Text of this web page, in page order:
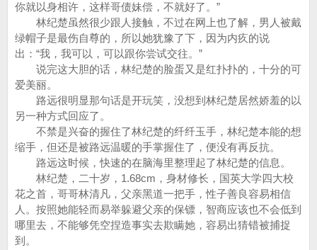
你就以身相许，这样哥债妹偿，不就好了。”
林纪楚虽然很少跟人接触，不过在网上也了解，男人被戴
绿帽子是最伤自尊的，所以她犹豫了下，因为内疚的说
出：“我，我可以，可以跟你尝试交往。”
说完这大胆的话，林纪楚的脸蛋又是红扑扑的，十分的可
爱美丽。
路远很明显那句话是开玩笑，没想到林纪楚居然娇羞的以
另一种方式回应了。
不禁是兴奋的握住了林纪楚的纤纤玉手，林纪楚本能的想
缩手，但还是被路远温暖的手掌握住了，便没有再反抗。
路远这时候，快速的在脑海里整理起了林纪楚的信息。
林纪楚，二十岁，1.68cm，身材修长，国英大学四大校
花之首，哥哥林清凡，父亲黑道一把手，性子善良容易相信
人。按照她能轻而易举躲避父亲的保镖，智商应该也不会低到
哪里去，不能够凭空捏造事实去欺瞒她，容易出猜错被捕捉
到。